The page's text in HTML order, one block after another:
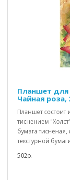
Планшет для
Чайная роза,
Планшет состоит
тиснением
бумага тисненая,
текстурной
502р.